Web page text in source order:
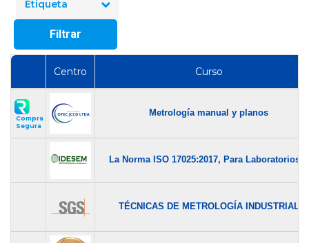
Etiqueta
Filtrar
Centro Curso
Compra
Segura
Metrología manual y planos
La Norma ISO 17025:2017, Para Laboratorios...
TÉCNICAS DE METROLOGÍA INDUSTRIAL